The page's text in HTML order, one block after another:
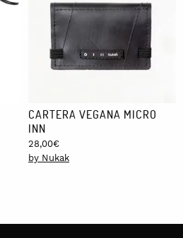
CARTERA VEGANA MICRO
INN
28,00€
by Nukak